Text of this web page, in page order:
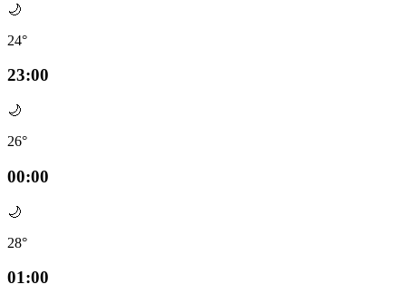
🌙
24°
23:00
🌙
26°
00:00
🌙
28°
01:00